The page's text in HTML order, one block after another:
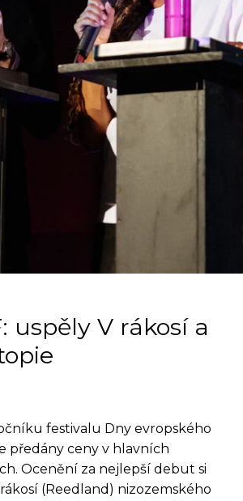
uspěly V rákosí a
festivalu Dny evropského
předány ceny v hlavních
Ocenění za nejlepší debut si
(Reedland) nizozemského